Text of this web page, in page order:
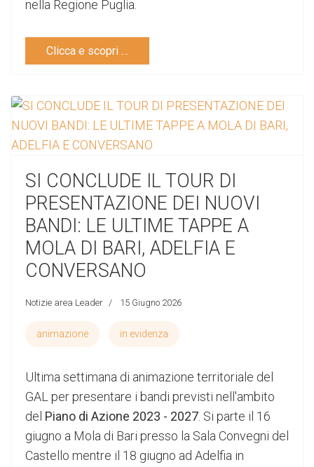
nella Regione Puglia.
Clicca e scopri …
SI CONCLUDE IL TOUR DI
PRESENTAZIONE DEI NUOVI
BANDI: LE ULTIME TAPPE A
MOLA DI BARI, ADELFIA E
CONVERSANO
Notizie area Leader 15 Giugno 2026
animazione in evidenza
Ultima settimana di animazione territoriale del
GAL per presentare i bandi previsti nell'ambito
del Piano di Azione 2023 - 2027 . Si parte il 16
giugno a Mola di Bari presso la Sala Convegni del
Castello mentre il 18 giugno ad Adelfia in